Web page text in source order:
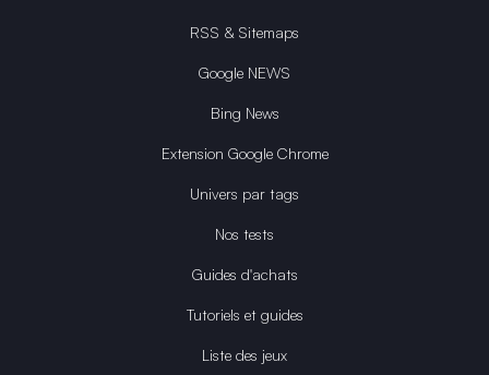
RSS & Sitemaps
Google NEWS
Bing News
Extension Google Chrome
Univers par tags
Nos tests
Guides d'achats
Tutoriels et guides
Liste des jeux